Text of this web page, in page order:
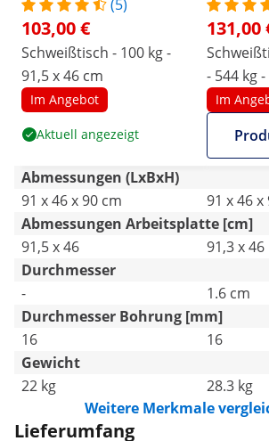
(5)
103,00 €
Schweißtisch - 100 kg -
91,5 x 46 cm
Im Angebot
Aktuell angezeigt
131,00
- 544 kg
Im
Abmessungen (LxBxH)
91 x 46 x 90 cm
91 x 46 x
Abmessungen Arbeitsplatte [cm]
91,5 x 46
91,3 x 46
Durchmesser
-
1.6 cm
Durchmesser Bohrung [mm]
16
16
Gewicht
22 kg
28.3 kg
Weitere Merkmale
Lieferumfang